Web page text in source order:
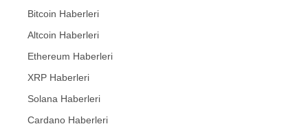
Bitcoin Haberleri
Altcoin Haberleri
Ethereum Haberleri
XRP Haberleri
Solana Haberleri
Cardano Haberleri